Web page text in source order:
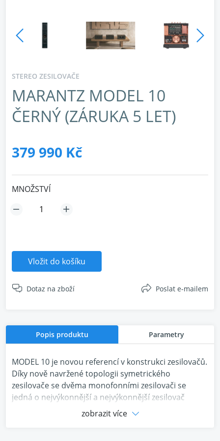
STEREO ZESILOVAČE
MARANTZ MODEL 10
ČERNÝ (ZÁRUKA 5 LET)
379 990 Kč
MNOŽSTVÍ
Vložit do košíku
Dotaz na zboží Poslat e-mailem
Popis produktu Parametry
MODEL 10 je novou referencí v konstrukci zesilovačů.
Díky nově navržené topologii symetrického
zesilovače se dvěma monofonními zesilovači se
jedná o nejvýkonnější a nejvýkonnější zesilovač
zobrazit více